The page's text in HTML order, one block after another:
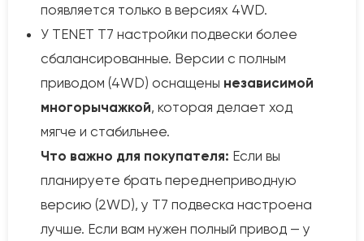
появляется только в версиях 4WD.
У TENET T7 настройки подвески более
сбалансированные. Версии с полным
приводом (4WD) оснащены независимой
многорычажкой, которая делает ход
мягче и стабильнее.
Что важно для покупателя: Если вы
планируете брать переднеприводную
версию (2WD), у T7 подвеска настроена
лучше. Если вам нужен полный привод — у